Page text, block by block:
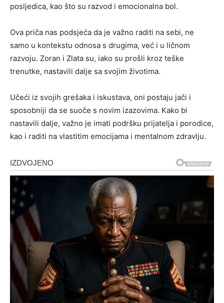
posljedica, kao što su razvod i emocionalna bol.
Ova priča nas podsjeća da je važno raditi na sebi, ne
samo u kontekstu odnosa s drugima, već i u ličnom
razvoju. Zoran i Zlata su, iako su prošli kroz teške
trenutke, nastavili dalje sa svojim životima.
Učeći iz svojih grešaka i iskustava, oni postaju jači i
sposobniji da se suoče s novim izazovima. Kako bi
nastavili dalje, važno je imati podršku prijatelja i porodice,
kao i raditi na vlastitim emocijama i mentalnom zdravlju.